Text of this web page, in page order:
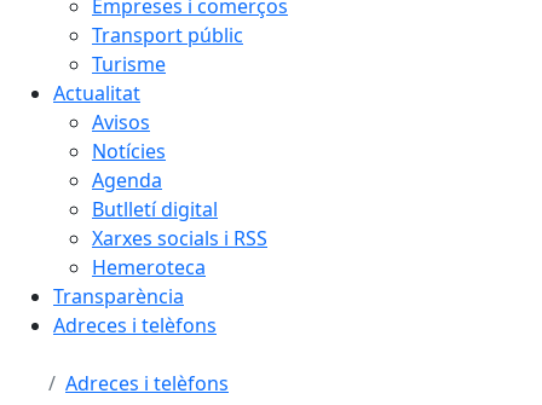
Empreses i comerços
Transport públic
Turisme
Actualitat
Avisos
Notícies
Agenda
Butlletí digital
Xarxes socials i RSS
Hemeroteca
Transparència
Adreces i telèfons
Adreces i telèfons